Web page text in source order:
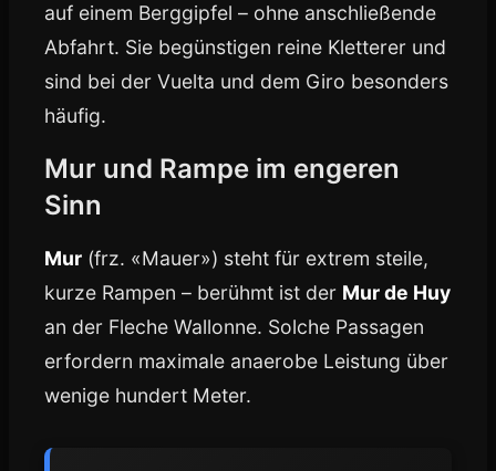
auf einem Berggipfel – ohne anschließende
Abfahrt. Sie begünstigen reine Kletterer und
sind bei der Vuelta und dem Giro besonders
häufig.
Mur und Rampe im engeren
Sinn
Mur (frz. «Mauer») steht für extrem steile,
kurze Rampen – berühmt ist der Mur de Huy
an der Fleche Wallonne. Solche Passagen
erfordern maximale anaerobe Leistung über
wenige hundert Meter.